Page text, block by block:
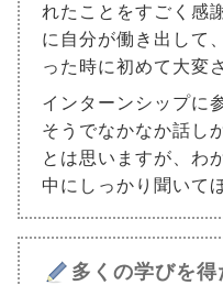
れたことをすごく感
に自分が働き出して
った時に初めて大変
インターンシップに
そうでなかなか話し
とは思いますが、わ
中にしっかり聞いて
多くの学びを